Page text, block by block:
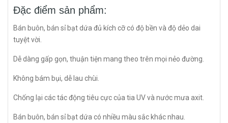
Đặc điểm sản phẩm:
Bán buôn, bán sỉ bạt dứa đủ kích cỡ có độ bền và độ dẻo dai
tuyệt vời.
Dễ dàng gấp gọn, thuận tiện mang theo trên mọi nẻo đường.
Không bám bụi, dễ lau chùi.
Chống lại các tác động tiêu cực của tia UV và nước mưa axit.
Bán buôn, bán sỉ bạt dứa có nhiều màu sắc khác nhau.